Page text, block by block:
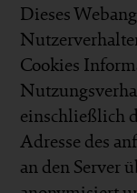
Dieses
Cookies
einschließlich
Adresse des
an den Server